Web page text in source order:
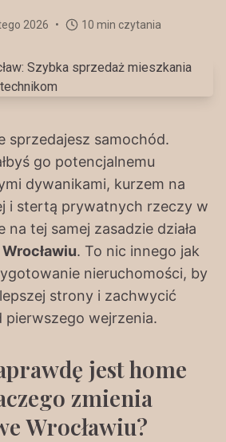
2026 • 10 min czytania
sprzedajesz samochód.
go potencjalnemu
dywanikami, kurzem na
i stertą prywatnych rzeczy w
na tej samej zasadzie działa
. To nic innego jak
nieruchomości, by
strony i zachwycić
pierwszego wejrzenia.
jest home
zmienia
Wrocławiu?